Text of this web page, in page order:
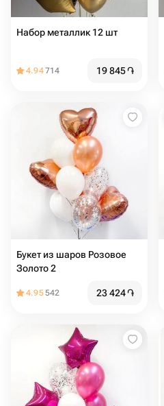
Набор металлик 12 шт
4.94714 19 845֏
Букет из шаров Розовое
Золото 2
4.95542 23 424֏